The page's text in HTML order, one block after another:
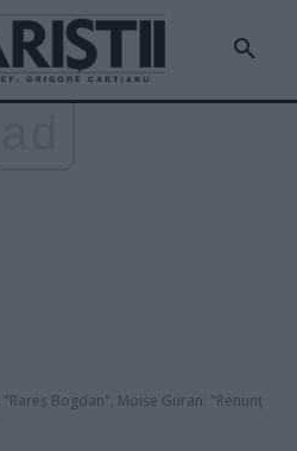
Bogdan". Moise Guran: "Renunț